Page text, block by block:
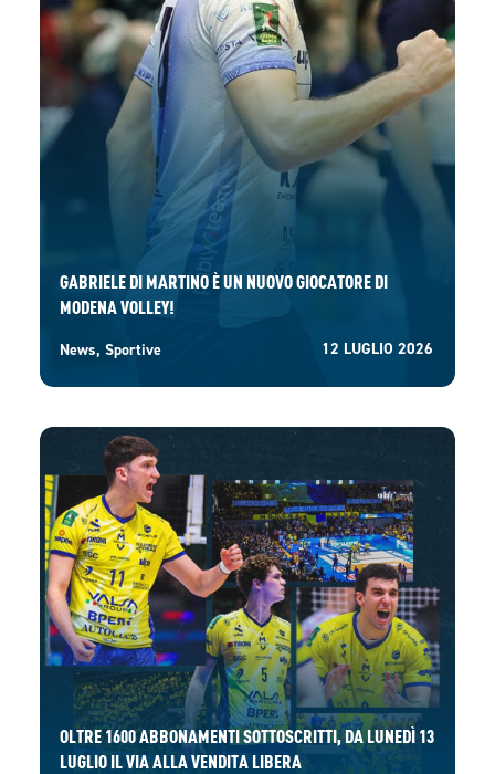
12 LUGLIO 2026
GABRIELE DI MARTINO È UN NUOVO GIOCATORE DI
MODENA VOLLEY!
News, Sportive
OLTRE 1600 ABBONAMENTI SOTTOSCRITTI, DA LUNEDÌ 13
LUGLIO IL VIA ALLA VENDITA LIBERA